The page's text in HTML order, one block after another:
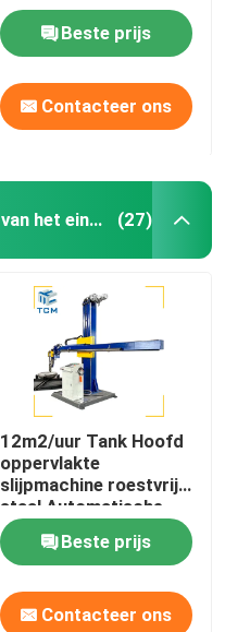
tankvaartuigen
Beste prijs
Contacteer ons
Machine voor het polijsten van het eind van de schaal (27)
12m2/uur Tank Hoofd
oppervlakte
slijpmachine roestvrij
staal Automatische
Polisher
Beste prijs
Contacteer ons